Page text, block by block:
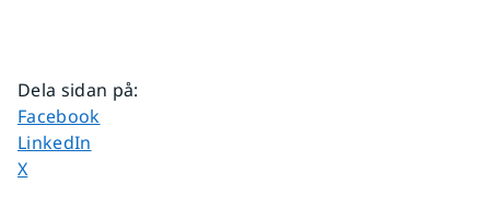
Dela sidan på:
Dela sidan på
Facebook
Dela sidan på
LinkedIn
Dela sidan på
X